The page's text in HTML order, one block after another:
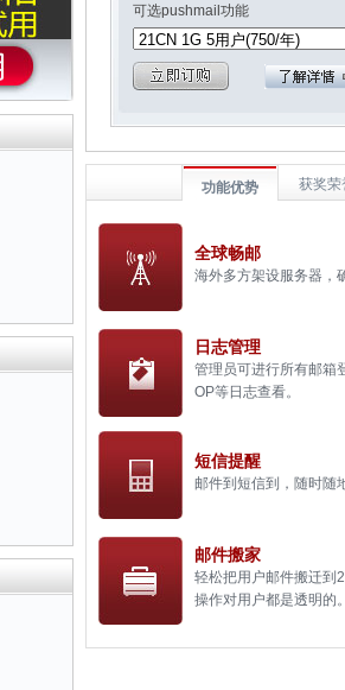
可选pushmail功能
功能优势 获奖荣
全球畅邮
海外多方架设服务器，
日志管理
管理员可进行所有邮箱
OP等日志查看。
短信提醒
邮件到短信到，随时随
邮件搬家
轻松把用户邮件搬迁到
操作对用户都是透明的